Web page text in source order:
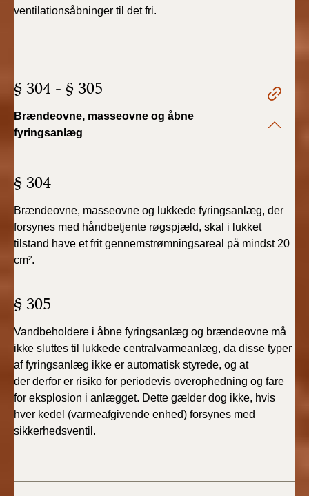
ventilationsåbninger til detfri.
§ 304 - § 305
Brændeovne, masseovne og åbne
fyringsanlæg
§ 304
Brændeovne, masseovne og lukkede fyringsanlæg, der
forsynes med håndbetjente røgspjæld, skal i lukket
tilstand have et frit gennemstrømningsareal på mindst 20
cm².
§ 305
Vandbeholdere i åbne fyringsanlæg og brændeovne må
ikke sluttes til lukkede centralvarmeanlæg, da disse typer
af fyringsanlæg ikke er automatisk styrede, og at
der derfor er risiko for periodevis overophedning og fare
for eksplosion i anlægget. Dette gælder dog ikke, hvis
hver kedel (varmeafgivende enhed) forsynes med
sikkerhedsventil.